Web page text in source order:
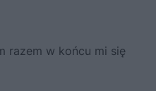
razem w końcu mi się